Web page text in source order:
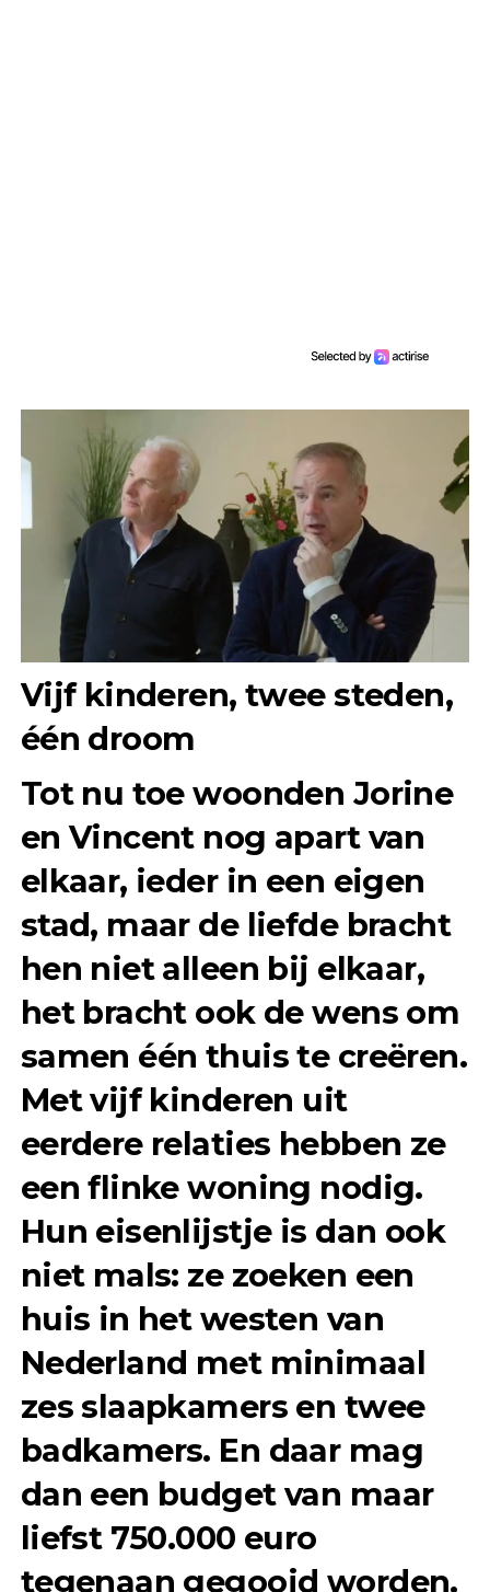
Vijf kinderen, twee steden,
één droom
Tot nu toe woonden Jorine
en Vincent nog apart van
elkaar, ieder in een eigen
stad, maar de liefde bracht
hen niet alleen bij elkaar,
het bracht ook de wens om
samen één thuis te creëren.
Met vijf kinderen uit
eerdere relaties hebben ze
een flinke woning nodig.
Hun eisenlijstje is dan ook
niet mals: ze zoeken een
huis in het westen van
Nederland met minimaal
zes slaapkamers en twee
badkamers. En daar mag
dan een budget van maar
liefst 750.000 euro
tegenaan gegooid worden.